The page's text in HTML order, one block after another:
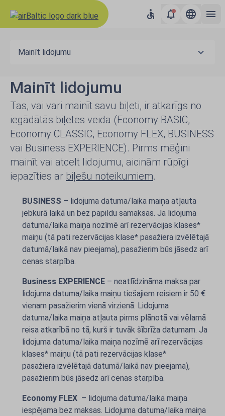
Mainīt lidojumu
Mainīt lidojumu
Tas, vai vari mainīt savu biļeti, ir atkarīgs no
iegādātās biļetes veida (Economy BASIC,
Economy CLASSIC, Economy FLEX, BUSINESS
vai Business EXPERIENCE). Pirms mēģini
mainīt vai atcelt lidojumu, aicinām rūpīgi
iepazīties ar biļešu noteikumiem.
BUSINESS – lidojuma datuma/laika maiņa atļauta
jebkurā laikā un bez papildu samaksas. Ja lidojuma
datuma/laika maiņa nozīmē arī rezervācijas klases*
maiņu (tā pati rezervācijas klase* pasažiera izvēlētajā
datumā/laikā nav pieejama), pasažierim būs jāsedz arī
cenas starpība.
Business EXPERIENCE – neatlīdzināma maksa par
lidojuma datuma/laika maiņu tiešajiem reisiem ir 50 €
vienam pasažierim vienā virzienā. Lidojuma
datuma/laika maiņa atļauta pirms plānotā vai vēlamā
reisa atkarībā no tā, kurš ir tuvāk šībrīža datumam. Ja
lidojuma datuma/laika maiņa nozīmē arī rezervācijas
klases* maiņu (tā pati rezervācijas klase*
pasažiera izvēlētajā datumā/laikā nav pieejama),
pasažierim būs jāsedz arī cenas starpība.
Economy FLEX – lidojuma datuma/laika maiņa
iespējama bez maksas. Lidojuma datuma/laika maiņa